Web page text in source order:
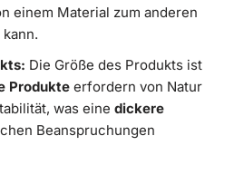
einem Material zum anderen
Die Größe des Produkts ist
Produkte erfordern von Natur
was eine dickere
Beanspruchungen